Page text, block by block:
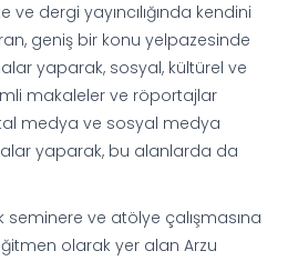
dergi yayıncılığında kendini
geniş bir konu yelpazesinde
yaparak, sosyal, kültürel ve
makaleler ve röportajlar
medya ve sosyal medya
yaparak, bu alanlarda da
ve atölye çalışmasına
olarak yer alan Arzu